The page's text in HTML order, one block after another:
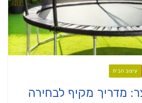
עיצוב הבית
מדריך מקיף לבחירה